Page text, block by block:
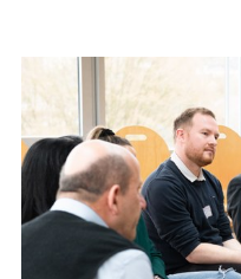
Universität
Verwaltung